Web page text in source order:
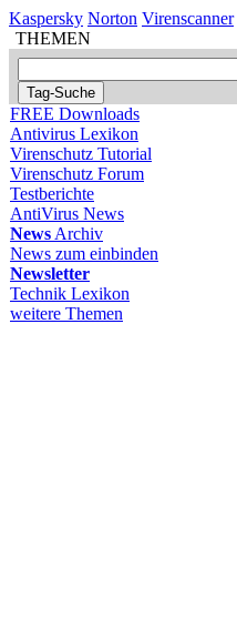
Kaspersky Norton Virenscanner
THEMEN
FREE Downloads
Antivirus Lexikon
Virenschutz Tutorial
Virenschutz Forum
Testberichte
AntiVirus News
News Archiv
News zum einbinden
Newsletter
Technik Lexikon
weitere Themen